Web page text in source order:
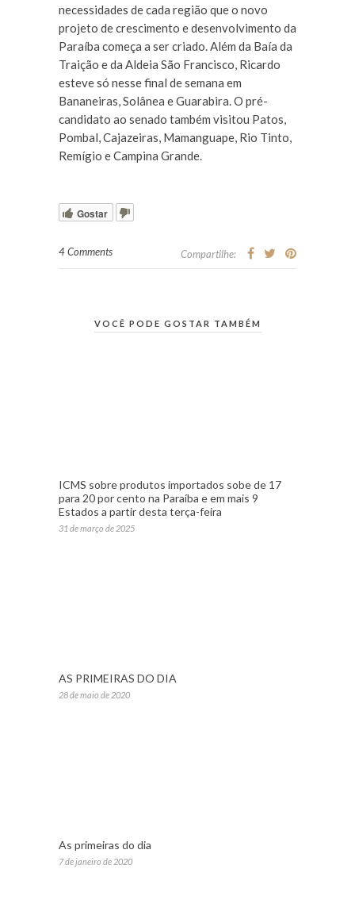
necessidades de cada região que o novo
projeto de crescimento e desenvolvimento da
Paraíba começa a ser criado. Além da Baía da
Traição e da Aldeia São Francisco, Ricardo
esteve só nesse final de semana em
Bananeiras, Solânea e Guarabira. O pré-
candidato ao senado também visitou Patos,
Pombal, Cajazeiras, Mamanguape, Rio Tinto,
Remígio e Campina Grande.
Gostar
4 Comments Compartilhe:
VOCÊ PODE GOSTAR TAMBÉM
ICMS sobre produtos importados sobe de 17
para 20 por cento na Paraíba e em mais 9
Estados a partir desta terça-feira
31 de março de 2025
AS PRIMEIRAS DO DIA
28 de maio de 2020
As primeiras do dia
7 de janeiro de 2020